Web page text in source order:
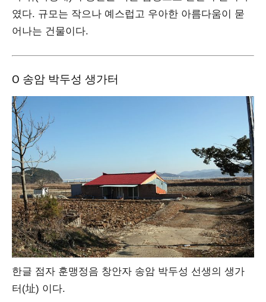
였다. 규모는 작으나 예스럽고 우아한 아름다움이 묻
어나는 건물이다.
Ο 송암 박두성 생가터
한글 점자 훈맹정음 창안자 송암 박두성 선생의 생가
터(址) 이다.